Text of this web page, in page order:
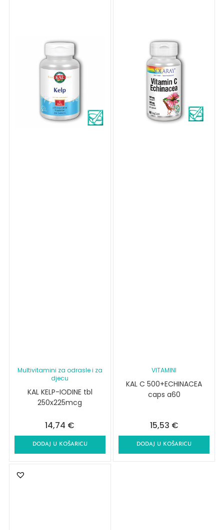
Multivitamini za odrasle i za
djecu
KAL KELP-IODINE tbl
250x225mcg
14,74 €
DODAJ U KOŠARICU
VITAMINI
KAL C 500+ECHINACEA
caps a60
15,53 €
DODAJ U KOŠARICU